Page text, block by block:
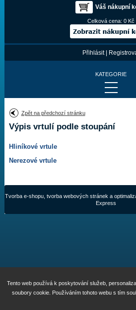
Váš nákupní
Celková cena:0 Kč
Přihlásit|
KATEGORIE
Provedení:
Výkon:
Najít vrtuli
Redukční pouzdra XHS
Kontakty
Zpět na předchozí stránku
Výpis vrtulí podle stoupání
Hliníkové vrtule
Nerezové vrtule
Tvorba e-shopu, tvorba webových stránek a
Express
Tento web používá k poskytování služeb,
soubory cookie. Používáním tohoto webu s tím